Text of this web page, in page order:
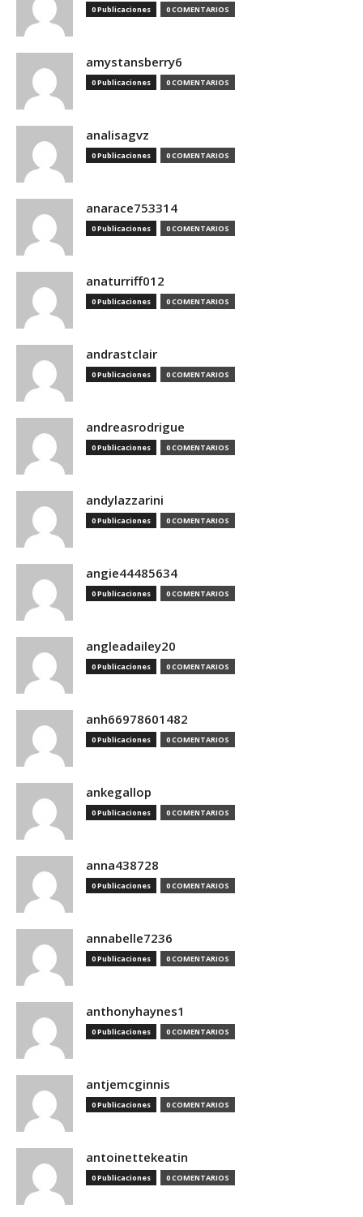
0 Publicaciones 0 COMENTARIOS
amystansberry6
0 Publicaciones 0 COMENTARIOS
analisagvz
0 Publicaciones 0 COMENTARIOS
anarace753314
0 Publicaciones 0 COMENTARIOS
anaturriff012
0 Publicaciones 0 COMENTARIOS
andrastclair
0 Publicaciones 0 COMENTARIOS
andreasrodrigue
0 Publicaciones 0 COMENTARIOS
andylazzarini
0 Publicaciones 0 COMENTARIOS
angie44485634
0 Publicaciones 0 COMENTARIOS
angleadailey20
0 Publicaciones 0 COMENTARIOS
anh66978601482
0 Publicaciones 0 COMENTARIOS
ankegallop
0 Publicaciones 0 COMENTARIOS
anna438728
0 Publicaciones 0 COMENTARIOS
annabelle7236
0 Publicaciones 0 COMENTARIOS
anthonyhaynes1
0 Publicaciones 0 COMENTARIOS
antjemcginnis
0 Publicaciones 0 COMENTARIOS
antoinettekeatin
0 Publicaciones 0 COMENTARIOS